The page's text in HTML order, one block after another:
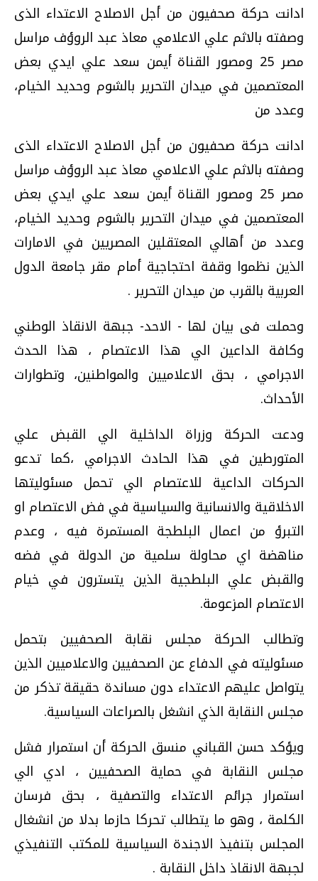
ادانت حركة صحفيون من أجل الاصلاح الاعتداء الذى
وصفته بالاثم علي الاعلامي معاذ عبد الروؤف مراسل
مصر 25 ومصور القناة أيمن سعد علي ايدي بعض
المعتصمين في ميدان التحرير بالشوم وحديد الخيام،
وعدد من
ادانت حركة صحفيون من أجل الاصلاح الاعتداء الذى
وصفته بالاثم علي الاعلامي معاذ عبد الروؤف مراسل
مصر 25 ومصور القناة أيمن سعد علي ايدي بعض
المعتصمين في ميدان التحرير بالشوم وحديد الخيام،
وعدد من أهالي المعتقلين المصريين في الامارات
الذين نظموا وقفة احتجاجية أمام مقر جامعة الدول
العربية بالقرب من ميدان التحرير .
وحملت فى بيان لها - الاحد- جبهة الانقاذ الوطني
وكافة الداعين الي هذا الاعتصام ، هذا الحدث
الاجرامي ، بحق الاعلاميين والمواطنين، وتطوارات
الأحداث.
ودعت الحركة وزراة الداخلية الي القبض علي
المتورطين في هذا الحادث الاجرامي ،كما تدعو
الحركات الداعية للاعتصام الي تحمل مسئوليتها
الاخلاقية والانسانية والسياسية في فض الاعتصام او
التبرؤ من اعمال البلطجة المستمرة فيه ، وعدم
مناهضة اي محاولة سلمية من الدولة في فضه
والقبض علي البلطجية الذين يتسترون في خيام
الاعتصام المزعومة.
وتطالب الحركة مجلس نقابة الصحفيين بتحمل
مسئوليته في الدفاع عن الصحفيين والاعلاميين الذين
يتواصل عليهم الاعتداء دون مساندة حقيقة تذكر من
مجلس النقابة الذي انشغل بالصراعات السياسية.
ويؤكد حسن القباني منسق الحركة أن استمرار فشل
مجلس النقابة في حماية الصحفيين ، ادي الي
استمرار جرائم الاعتداء والتصفية ، بحق فرسان
الكلمة ، وهو ما يتطالب تحركا حازما بدلا من انشغال
المجلس بتنفيذ الاجندة السياسية للمكتب التنفيذي
لجبهة الانقاذ داخل النقابة .